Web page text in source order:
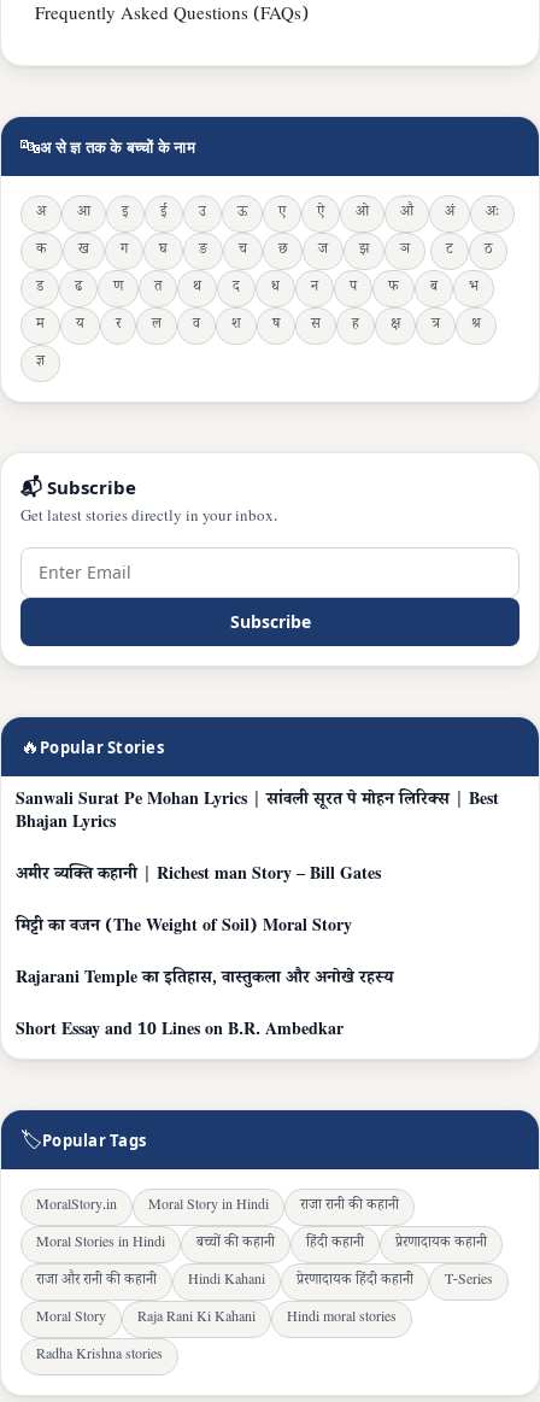
Frequently Asked Questions (FAQs)
🔤अ से ज्ञ तक के बच्चों के नाम
अ आ इ ई उ ऊ ए ऐ ओ औ अं
अः
क
ख ग घ ङ च छ ज झ ञ ट
ठ
ड
ढ ण त थ द ध न प फ ब
भ
म
य र ल व श ष स ह क्ष त्र
श्र
ज्ञ
📬 Subscribe
Get latest stories directly in your inbox.
Subscribe
🔥 Popular Stories
Sanwali Surat Pe Mohan Lyrics | सांवली सूरत पे मोहन लिरिक्स | Best
Bhajan Lyrics
अमीर व्यक्ति कहानी | Richest man Story – Bill Gates
मिट्टी का वजन (The Weight of Soil) Moral Story
Rajarani Temple का इतिहास, वास्तुकला और अनोखे रहस्य
Short Essay and 10 Lines on B.R. Ambedkar
🏷Popular Tags
MoralStory.in Moral Story in Hindi
राजा रानी की कहानी
Moral Stories in Hindi
बच्चों की कहानी हिंदी कहानी
प्रेरणादायक कहानी
राजा और रानी की कहानी
Hindi Kahani प्रेरणादायक हिंदी कहानी
T-Series
Moral Story
Raja Rani Ki Kahani
Hindi moral stories
Radha Krishna stories